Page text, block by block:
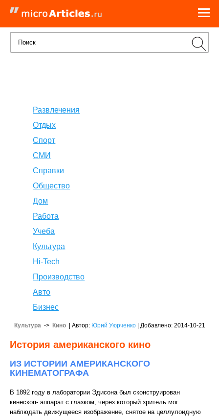
Развлечения
Отдых
Спорт
СМИ
Справки
Общество
Дом
Работа
Учеба
Культура
Hi-Tech
Производство
Авто
Бизнес
Культура-> Кино| Автор: Юрий Уюрченко| Добавлено: 2014-10-21
История американского кино
ИЗ ИСТОРИИ АМЕРИКАНСКОГО
КИНЕМАТОГРАФА
В 1892 году в лаборатории Эдисона был сконструирован
кинескоп- аппарат с глазком, через который зритель мог
наблюдать движущееся изображение, снятое на целлулоидную